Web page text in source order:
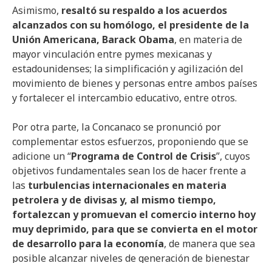
Asimismo, resaltó su respaldo a los acuerdos
alcanzados con su homólogo, el presidente de la
Unión Americana, Barack Obama, en materia de
mayor vinculación entre pymes mexicanas y
estadounidenses; la simplificación y agilización del
movimiento de bienes y personas entre ambos países
y fortalecer el intercambio educativo, entre otros.
Por otra parte, la Concanaco se pronunció por
complementar estos esfuerzos, proponiendo que se
adicione un “Programa de Control de Crisis”, cuyos
objetivos fundamentales sean los de hacer frente a
las turbulencias internacionales en materia
petrolera y de divisas y, al mismo tiempo,
fortalezcan y promuevan el comercio interno hoy
muy deprimido, para que se convierta en el motor
de desarrollo para la economía, de manera que sea
posible alcanzar niveles de generación de bienestar